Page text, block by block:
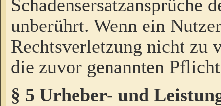
Schadensersatzansprüche
unberührt. Wenn ein
Rechtsverletzung nicht zu
die zuvor genannten
§ 5 Urheber- und